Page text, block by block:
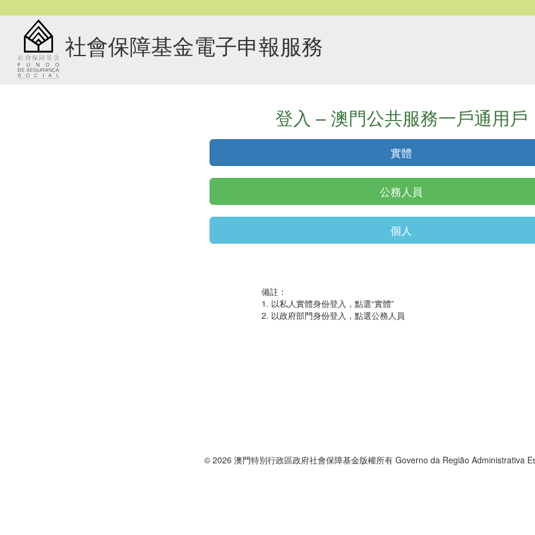
社會保障基金電子申報服務
登入 – 澳門公共服務一戶通用戶
實體
公務人員
個人
備註：
1. 以私人實體身份登入，點選“實體”
2. 以政府部門身份登入，點選公務人員
© 2026 澳門特別行政區政府社會保障基金版權所有 Governo da Região Administrativa